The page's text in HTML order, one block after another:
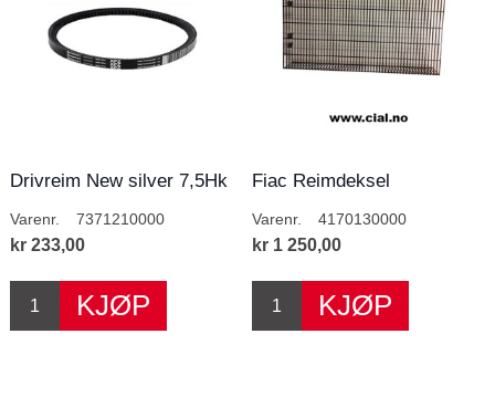
Drivreim New silver 7,5Hk
Varenr. 7371210000
kr 233,00
Fiac Reimdeksel
Varenr. 4170130000
kr 1 250,00